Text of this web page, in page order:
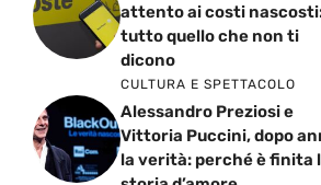
attento ai costi
tutto quello che non ti
dicono
CULTURA E SPETTACOLO
Alessandro Preziosi e
Vittoria Puccini, dopo
la verità: perché è finita